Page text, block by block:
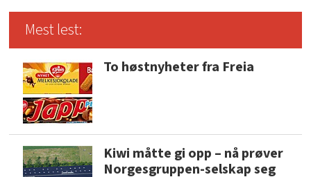
Mest lest:
To høstnyheter fra Freia
Kiwi måtte gi opp – nå prøver
Norgesgruppen-selskap seg